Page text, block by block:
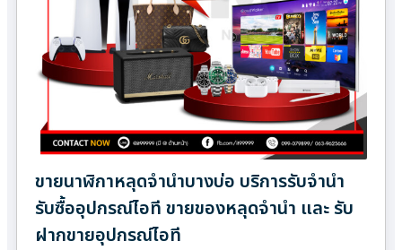
ขายนาฬิกาหลุดจำนำบางบ่อ บริการรับจำนำ
รับซื้ออุปกรณ์ไอที ขายของหลุดจำนำ และ รับ
ฝากขายอุปกรณ์ไอที